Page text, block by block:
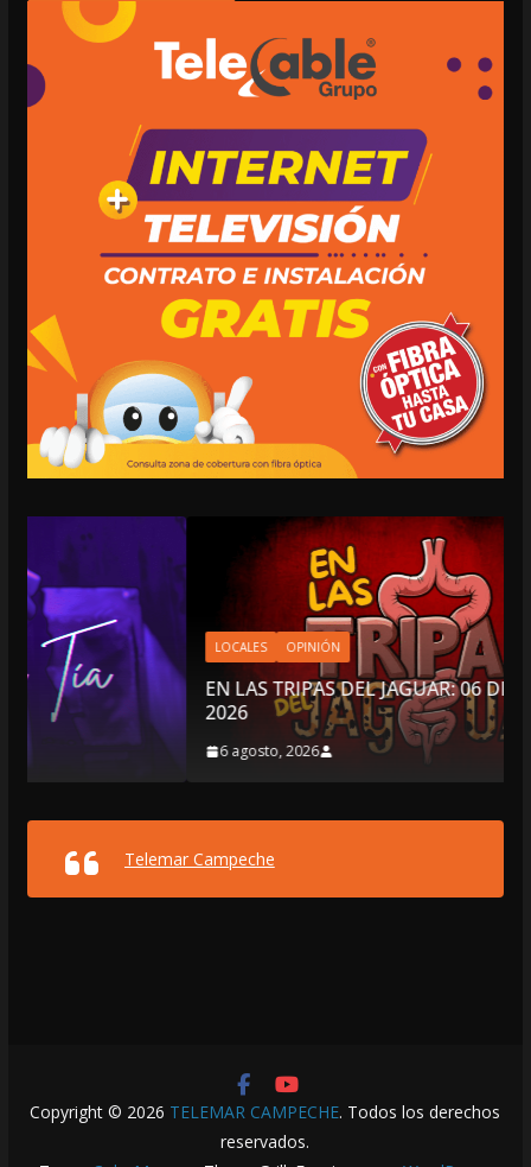
LOCALES OPINIÓN
EN LAS TRIPAS DEL JAGUAR: 06 DE AGOSTO DE
2026
6 agosto, 2026
Telemar Campeche
Copyright © 2026 TELEMAR CAMPECHE. Todos los derechos
reservados.